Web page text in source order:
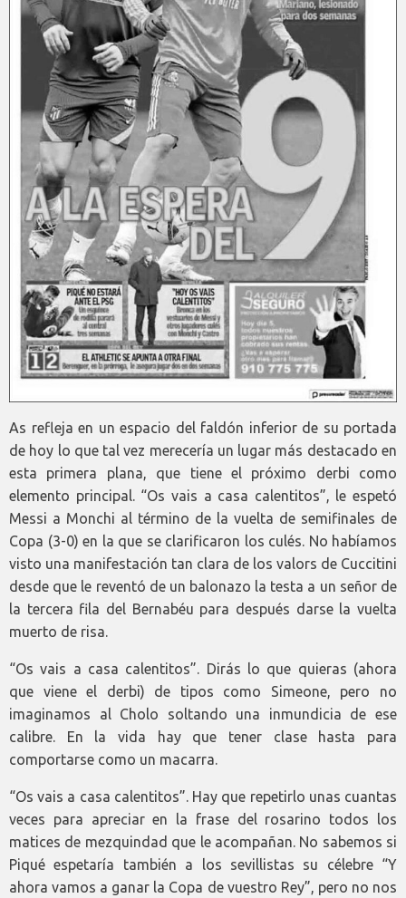
As refleja en un espacio del faldón inferior de su portada
de hoy lo que tal vez merecería un lugar más destacado en
esta primera plana, que tiene el próximo derbi como
elemento principal. “Os vais a casa calentitos”, le espetó
Messi a Monchi al término de la vuelta de semifinales de
Copa (3-0) en la que se clarificaron los culés. No habíamos
visto una manifestación tan clara de los valors de Cuccitini
desde que le reventó de un balonazo la testa a un señor de
la tercera fila del Bernabéu para después darse la vuelta
muerto de risa.
“Os vais a casa calentitos”. Dirás lo que quieras (ahora
que viene el derbi) de tipos como Simeone, pero no
imaginamos al Cholo soltando una inmundicia de ese
calibre. En la vida hay que tener clase hasta para
comportarse como un macarra.
“Os vais a casa calentitos”. Hay que repetirlo unas cuantas
veces para apreciar en la frase del rosarino todos los
matices de mezquindad que le acompañan. No sabemos si
Piqué espetaría también a los sevillistas su célebre “Y
ahora vamos a ganar la Copa de vuestro Rey”, pero no nos